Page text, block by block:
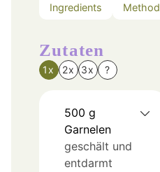
Ingredients Method
Zutaten
1x 2x 3x ?
500 g
Garnelen
geschält und
entdarmt